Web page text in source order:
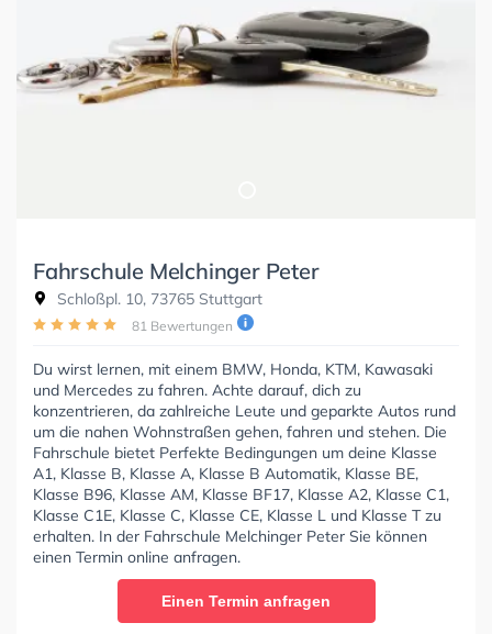
Fahrschule Melchinger Peter
Schloßpl. 10, 73765 Stuttgart
81 Bewertungen
Du wirst lernen, mit einem BMW, Honda, KTM, Kawasaki
und Mercedes zu fahren. Achte darauf, dich zu
konzentrieren, da zahlreiche Leute und geparkte Autos rund
um die nahen Wohnstraßen gehen, fahren und stehen. Die
Fahrschule bietet Perfekte Bedingungen um deine Klasse
A1, Klasse B, Klasse A, Klasse B Automatik, Klasse BE,
Klasse B96, Klasse AM, Klasse BF17, Klasse A2, Klasse C1,
Klasse C1E, Klasse C, Klasse CE, Klasse L und Klasse T zu
erhalten. In der Fahrschule Melchinger Peter Sie können
einen Termin online anfragen.
Einen Termin anfragen